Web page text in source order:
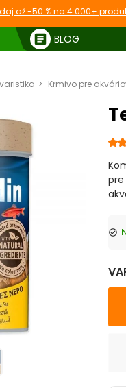
až -50 % na 4 000+
article BLOG
Krmivo pre
check_circle